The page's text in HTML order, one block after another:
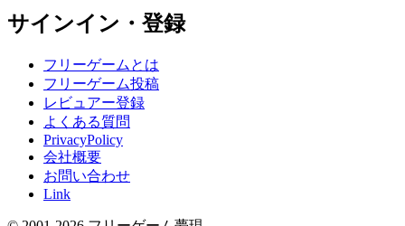
サインイン・登録
フリーゲームとは
フリーゲーム投稿
レビュアー登録
よくある質問
PrivacyPolicy
会社概要
お問い合わせ
Link